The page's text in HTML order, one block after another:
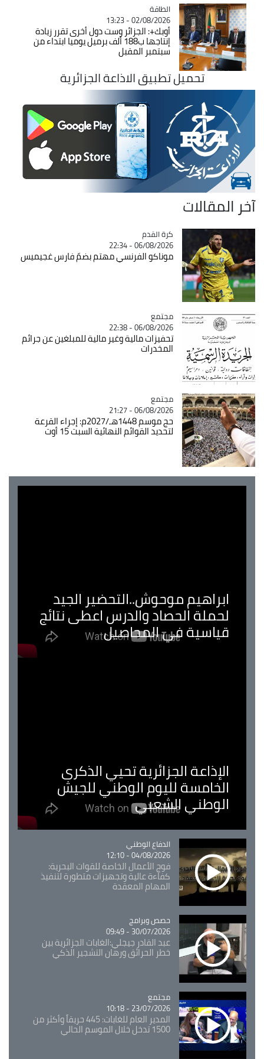
Catégorie
الطاقة
02/08/2026 - 13:23
أوبك+: الجزائر وست دول أخرى تقرر زيادة
إنتاجها ب188 ألف برميل يوميا ابتداء من
سبتمبر المقبل
تحميل تطبيق الاذاعة الجزائرية
آخر المقالات
Catégorie
كرة القدم
06/08/2026 - 22:34
موناكو الفرنسي مهتم بضمّ فارس غجيميس
Catégorie
مجتمع
06/08/2026 - 22:38
تحفيزات مالية وغير مالية للمبلغين عن جرائم
المخدرات
Catégorie
مجتمع
06/08/2026 - 21:27
حج موسم 1448هـ/2027م: إجراء القرعة
لتحديد القوائم النهائية السبت 15 أوت
ابراهيم موحوش..التحضير الجيد
لحملة الحصاد والدرس اعطى نتائج
قياسية في المحاصيل
الإذاعة الجزائرية تحيي الذكرى
الخامسة لليوم الوطني للجيش
الوطني الشعبي
Catégorie
الدفاع الوطني
04/08/2026 - 12:10
فوج الأعمال الخاصة للقوات البحرية:
كفاءة عالية وتجهيزات متطورة لتنفيذ
المهام المعقدة
Catégorie
حصص وبرامج
30/07/2026 - 09:49
عبد القادر جيجلي:الغابات الجزائرية بين
خطر الحرائق ورهان التشجير الذكي
Catégorie
مجتمع
23/07/2026 - 10:18
المدير العام للغابات: 445 حريقاً وأكثر من
1500 تدخل خلال الموسم الحالي